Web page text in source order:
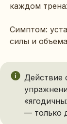
каждом
Симптом:
силы и
Действие
— только